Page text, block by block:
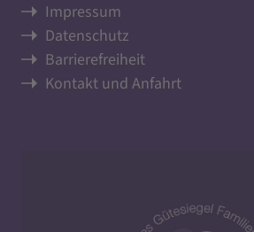
Impressum
Datenschutz
Barrierefreiheit
Kontakt und Anfahrt